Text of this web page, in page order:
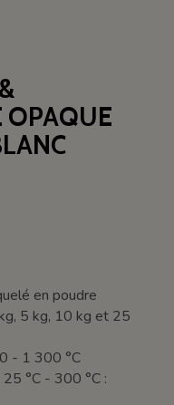
OPAQUE
en poudre
5 kg, 10 kg et 25
- 1 300 °C
°C - 300 °C :